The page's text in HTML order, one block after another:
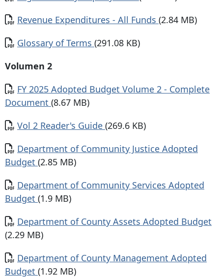
Documento
Revenue Expenditures - All Funds (2.84 MB)
Documento
Glossary of Terms (291.08 KB)
Volumen 2
Documento
FY 2025 Adopted Budget Volume 2 - Complete
Document (8.67 MB)
Documento
Vol 2 Reader's Guide (269.6 KB)
Documento
Department of Community Justice Adopted
Budget (2.85 MB)
Documento
Department of Community Services Adopted
Budget (1.9 MB)
Documento
Department of County Assets Adopted Budget
(2.29 MB)
Documento
Department of County Management Adopted
Budget (1.92 MB)